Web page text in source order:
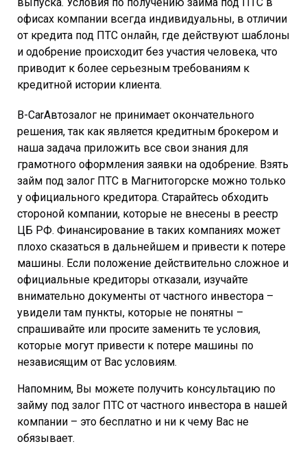
офисах компании всегда индивидуальны, в отличии
от кредита под ПТС онлайн, где действуют шаблоны
и одобрение происходит без участия человека, что
приводит к более серьезным требованиям к
кредитной истории клиента.
B-CarАвтозалог не принимает окончательного
решения, так как является кредитным брокером и
наша задача приложить все свои знания для
грамотного оформления заявки на одобрение. Взять
займ под залог ПТС в Магнитогорске можно только
у официального кредитора. Старайтесь обходить
стороной компании, которые не внесены в реестр
ЦБ РФ. Финансирование в таких компаниях может
плохо сказаться в дальнейшем и привести к потере
машины. Если положение действительно сложное и
официальные кредиторы отказали, изучайте
внимательно документы от частного инвестора –
увидели там пункты, которые не понятны –
спрашивайте или просите заменить те условия,
которые могут привести к потере машины по
независящим от Вас условиям.
Напомним, Вы можете получить консультацию по
займу под залог ПТС от частного инвестора в нашей
компании – это бесплатно и ни к чему Вас не
обязывает.